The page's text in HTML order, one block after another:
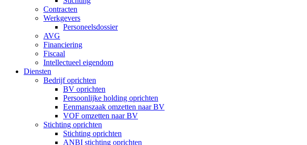
Contracten
Werkgevers
Personeelsdossier
AVG
Financiering
Fiscaal
Intellectueel eigendom
Diensten
Bedrijf oprichten
BV oprichten
Persoonlijke holding oprichten
Eenmanszaak omzetten naar BV
VOF omzetten naar BV
Stichting oprichten
Stichting oprichten
ANBI stichting oprichten